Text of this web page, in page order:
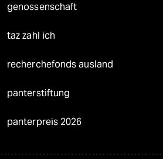
genossenschaft
taz zahl ich
recherchefonds ausland
panterstiftung
panterpreis 2026